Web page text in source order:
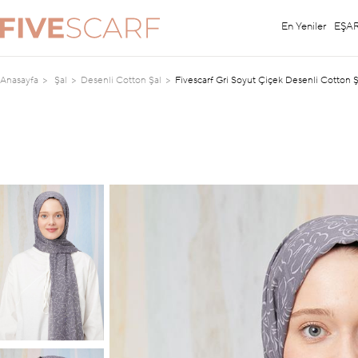
En Yeniler
Anasayfa Şal Desenli Cotton Şal Fivescarf Gri Soyut Çiçek Desenli Cotton